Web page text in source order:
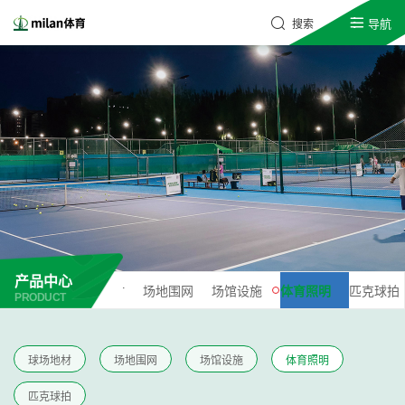
搜索 导航
产品中心
PRODUCT 球场地材 场地围网 场馆设施 体育照明 匹克球拍
球场地材 场地围网 场馆设施 体育照明
匹克球拍